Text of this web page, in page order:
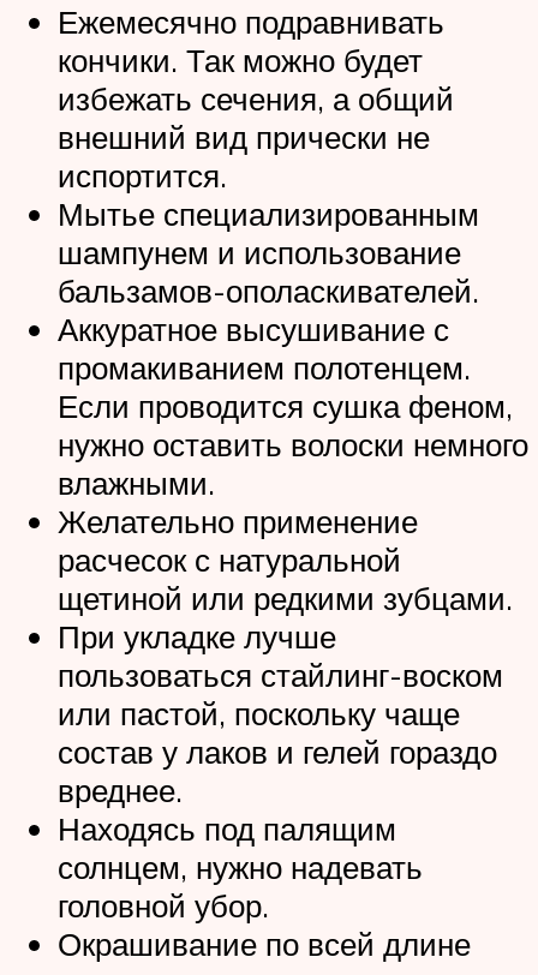
Ежемесячно подравнивать
кончики. Так можно будет
избежать сечения, а общий
внешний вид прически не
испортится.
Мытье специализированным
шампунем и использование
бальзамов-ополаскивателей.
Аккуратное высушивание с
промакиванием полотенцем.
Если проводится сушка феном,
нужно оставить волоски немного
влажными.
Желательно применение
расчесок с натуральной
щетиной или редкими зубцами.
При укладке лучше
пользоваться стайлинг-воском
или пастой, поскольку чаще
состав у лаков и гелей гораздо
вреднее.
Находясь под палящим
солнцем, нужно надевать
головной убор.
Окрашивание по всей длине